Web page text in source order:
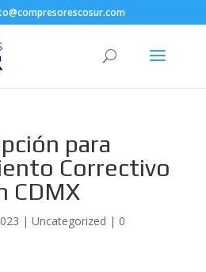
para
Correctivo
CDMX
| Uncategorized | 0